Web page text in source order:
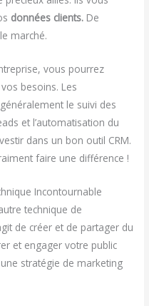
données clients. De
marché.
vous pourrez
besoins. Les
le suivi des
et l’automatisation du
dans un bon outil CRM.
faire une différence !
Incontournable
technique de
de créer et de partager du
et engager votre public
stratégie de marketing